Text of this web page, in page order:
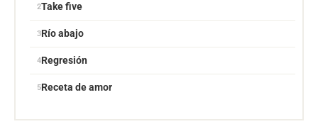
Take five
Río abajo
Regresión
Receta de amor